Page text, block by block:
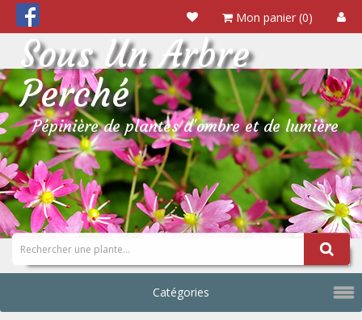
Mon panier (0)
Sous Un Arbre
Perché
Pépinière de plantes d'ombre et de lumière
Catégories